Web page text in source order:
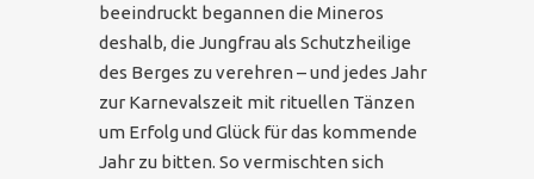
beeindruckt begannen die Mineros
deshalb, die Jungfrau als Schutzheilige
des Berges zu verehren – und jedes Jahr
zur Karnevalszeit mit rituellen Tänzen
um Erfolg und Glück für das kommende
Jahr zu bitten. So vermischten sich